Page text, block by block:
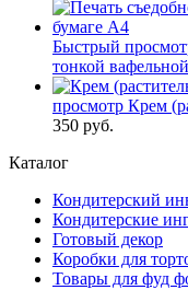
Быстрый
тонкой
просмотр Крем
350 руб.
Каталог
Кондитерский
Кондитерские
Готовый декор
Коробки для
Товары для фуд